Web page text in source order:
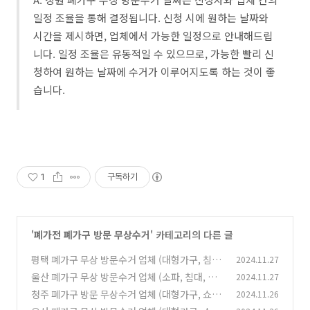
일정 조율을 통해 결정됩니다. 신청 시에 원하는 날짜와
시간을 제시하면, 업체에서 가능한 일정으로 안내해드립
니다. 일정 조율은 유동적일 수 있으므로, 가능한 빨리 신
청하여 원하는 날짜에 수거가 이루어지도록 하는 것이 좋
습니다.
1 구독하기
'폐가전 폐가구 방문 무상수거' 카테고리의 다른 글
평택 폐가구 무상 방문수거 업체 (대형가구, 침대,
매트릭스, 소형가구, 의자, 책상)
(1)
2024.11.27
울산 폐가구 무상 방문수거 업체 (소파, 침대, 대
형가구, 소형가구, 의자, TV다이) (1)
2024.11.27
청주 폐가구 방문 무상수거 업체 (대형가구, 쇼파,
2024.11.26